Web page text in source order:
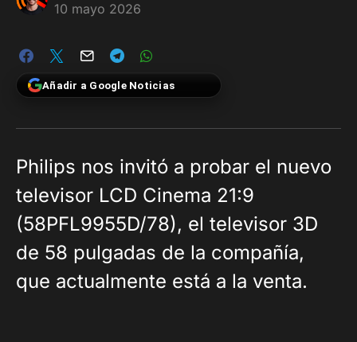
10 mayo 2026
Añadir a Google Noticias
Philips nos invitó a probar el nuevo
televisor LCD Cinema 21:9
(58PFL9955D/78), el televisor 3D
de 58 pulgadas de la compañía,
que actualmente está a la venta.